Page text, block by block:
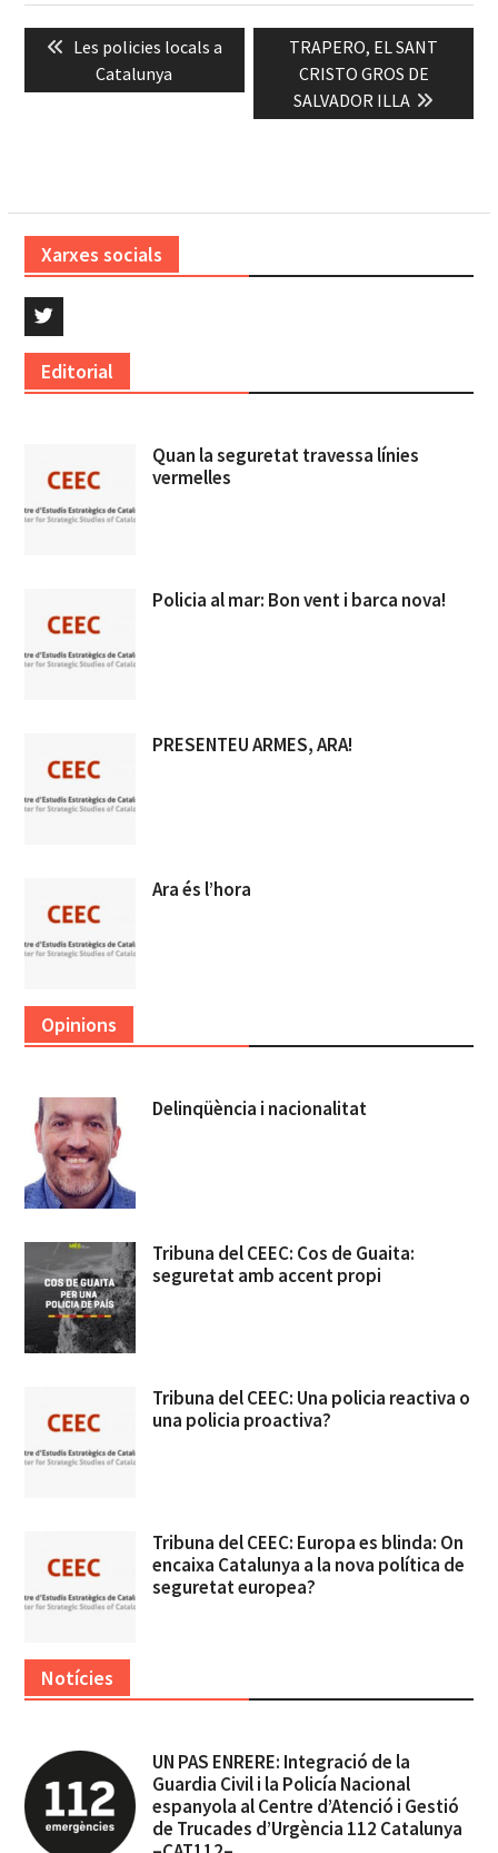
d'entrades
Previous
post:
Les policies locals a
Catalunya
Next
post:
TRAPERO, EL SANT
CRISTO GROS DE
SALVADOR ILLA
Xarxes socials
Editorial
Quan la seguretat travessa línies
vermelles
Policia al mar: Bon vent i barca nova!
PRESENTEU ARMES, ARA!
Ara és l’hora
Opinions
Delinqüència i nacionalitat
Tribuna del CEEC: Cos de Guaita:
seguretat amb accent propi
Tribuna del CEEC: Una policia reactiva o
una policia proactiva?
Tribuna del CEEC: Europa es blinda: On
encaixa Catalunya a la nova política de
seguretat europea?
Notícies
UN PAS ENRERE: Integració de la
Guardia Civil i la Policía Nacional
espanyola al Centre d’Atenció i Gestió
de Trucades d’Urgència 112 Catalunya